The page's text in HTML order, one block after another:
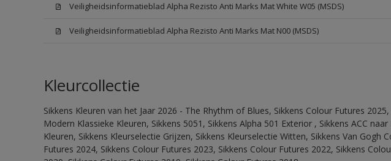
Veiligheidsinformatieblad Alpha Rezisto Anti Marks Mat White W05 (MSDS)
Veiligheidsinformatieblad Alpha Rezisto Anti Marks Mat N00 (MSDS)
Kleurcollectie
Sikkens Kleuren van het Jaar 2026 - The Rhythm of Blues, Sikkens Colour Futures 2025,
Modern Klassieke Kleuren, Sikkens 5051, Sikkens Alpha 501 Exterior , Sikkens ACC
Kleuren, Sikkens Kleurselectie Grijzen, Sikkens Kleurselectie Witten, Sikkens Van Gogh
Futures 2024, Sikkens Colour Futures 2023, Sikkens Colour Futures 2022, Sikkens